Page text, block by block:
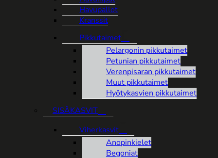
Havupallot
Kranssit
Pikkutaimet
Pelargonin pikkutaimet
Petunian pikkutaimet
Verenpisaran pikkutaimet
Muut pikkutaimet
Hyötykasvien pikkutaimet
SISÄKASVIT
Viherkasvit
Anopinkielet
Begoniat